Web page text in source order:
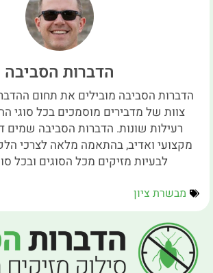
הדברות הסביבה
הדברות הסביבה מובילים את תחום
צוות של מדבירים מוסמכים בכל סוגי
רעילות שונות. הדברות הסביבה שמים
לבעיות מזיקים מכל הסוגים ובכל
מבשרת ציון